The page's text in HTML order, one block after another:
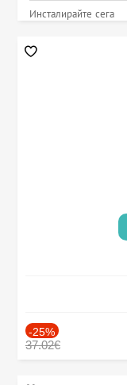
Инсталирайте сега
-25%
37.02€